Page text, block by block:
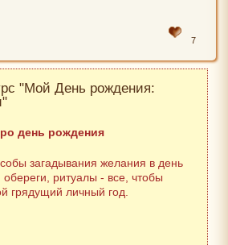
7
"Мой День рождения:
день рождения
загадывания желания в день
ритуалы - все, чтобы
грядущий личный год.